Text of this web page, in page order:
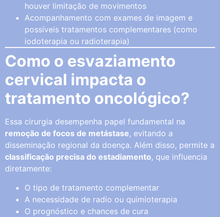
houver limitação de movimentos
Acompanhamento com exames de imagem e
possíveis tratamentos complementares (como
iodoterapia ou radioterapia)
Como o esvaziamento
cervical impacta o
tratamento oncológico?
Essa cirurgia desempenha papel fundamental na
remoção de focos de metástase, evitando a
disseminação regional da doença. Além disso, permite a
classificação precisa do estadiamento, que influencia
diretamente:
O tipo de tratamento complementar
A necessidade de radio ou quimioterapia
O prognóstico e chances de cura